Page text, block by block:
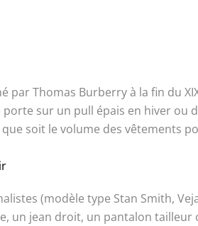
par Thomas Burberry à la fin du
porte sur un pull épais en hiver
soit le volume des vêtements
(modèle type Stan Smith,
un jean droit, un pantalon